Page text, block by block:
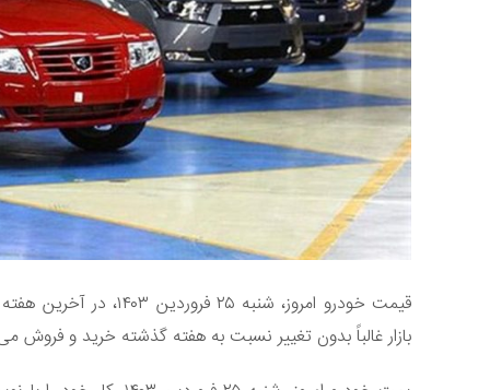
قیمت خودرو امروز،
بازار غالباً بدون تغییر نسبت به هفته گذشته خرید و فروش